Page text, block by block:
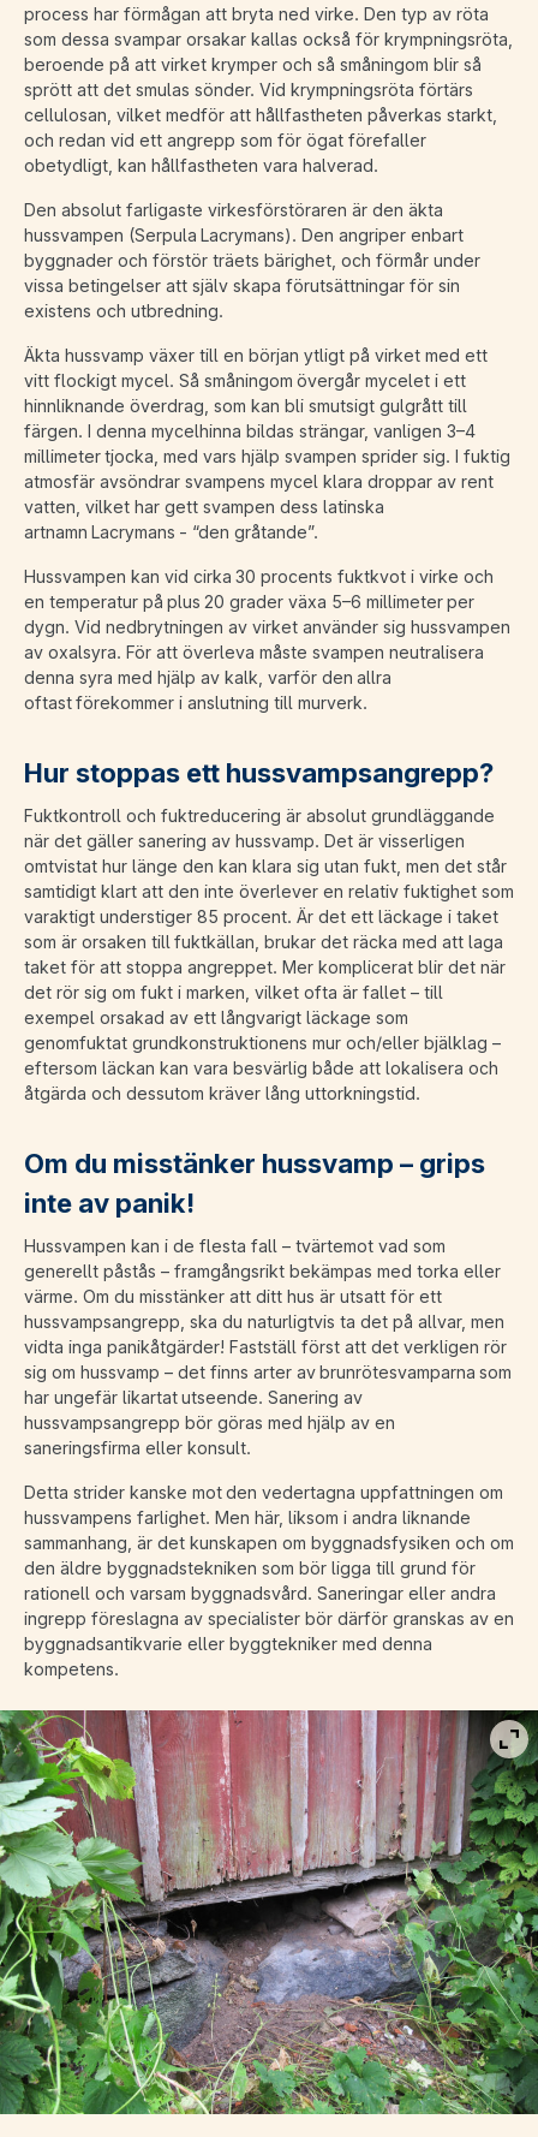
process har förmågan att bryta ned virke. Den typ av röta
som dessa svampar orsakar kallas också för krympningsröta,
beroende på att virket krymper och så småningom blir så
sprött att det smulas sönder. Vid krympningsröta förtärs
cellulosan, vilket medför att hållfastheten påverkas starkt,
och redan vid ett angrepp som för ögat förefaller
obetydligt, kan hållfastheten vara halverad.
Den absolut farligaste virkesförstöraren är den äkta
hussvampen (Serpula Lacrymans). Den angriper enbart
byggnader och förstör träets bärighet, och förmår under
vissa betingelser att själv skapa förutsättningar för sin
existens och utbredning.
Äkta hussvamp växer till en början ytligt på virket med ett
vitt flockigt mycel. Så småningom övergår mycelet i ett
hinnliknande överdrag, som kan bli smutsigt gulgrått till
färgen. I denna mycelhinna bildas strängar, vanligen 3–4
millimeter tjocka, med vars hjälp svampen sprider sig. I fuktig
atmosfär avsöndrar svampens mycel klara droppar av rent
vatten, vilket har gett svampen dess latinska
artnamn Lacrymans - “den gråtande”.
Hussvampen kan vid cirka 30 procents fuktkvot i virke och
en temperatur på plus 20 grader växa 5–6 millimeter per
dygn. Vid nedbrytningen av virket använder sig hussvampen
av oxalsyra. För att överleva måste svampen neutralisera
denna syra med hjälp av kalk, varför den allra
oftast förekommer i anslutning till murverk.
Hur stoppas ett hussvampsangrepp?
Fuktkontroll och fuktreducering är absolut grundläggande
när det gäller sanering av hussvamp. Det är visserligen
omtvistat hur länge den kan klara sig utan fukt, men det står
samtidigt klart att den inte överlever en relativ fuktighet som
varaktigt understiger 85 procent. Är det ett läckage i taket
som är orsaken till fuktkällan, brukar det räcka med att laga
taket för att stoppa angreppet. Mer komplicerat blir det när
det rör sig om fukt i marken, vilket ofta är fallet – till
exempel orsakad av ett långvarigt läckage som
genomfuktat grundkonstruktionens mur och/eller bjälklag –
eftersom läckan kan vara besvärlig både att lokalisera och
åtgärda och dessutom kräver lång uttorkningstid.
Om du misstänker hussvamp – grips
inte av panik!
Hussvampen kan i de flesta fall – tvärtemot vad som
generellt påstås – framgångsrikt bekämpas med torka eller
värme. Om du misstänker att ditt hus är utsatt för ett
hussvampsangrepp, ska du naturligtvis ta det på allvar, men
vidta inga panikåtgärder! Fastställ först att det verkligen rör
sig om hussvamp – det finns arter av brunrötesvamparna som
har ungefär likartat utseende. Sanering av
hussvampsangrepp bör göras med hjälp av en
saneringsfirma eller konsult.
Detta strider kanske mot den vedertagna uppfattningen om
hussvampens farlighet. Men här, liksom i andra liknande
sammanhang, är det kunskapen om byggnadsfysiken och om
den äldre byggnadstekniken som bör ligga till grund för
rationell och varsam byggnadsvård. Saneringar eller andra
ingrepp föreslagna av specialister bör därför granskas av en
byggnadsantikvarie eller byggtekniker med denna
kompetens.